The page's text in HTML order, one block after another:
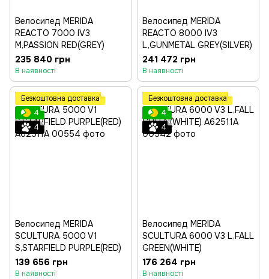
Велосипед MERIDA
REACTO 7000 IV3
M,PASSION RED(GREY)
235 840 грн
В наявності
Велосипед MERIDA
REACTO 8000 IV3
L,GUNMETAL GREY(SILVER)
241 472 грн
В наявності
Безкоштовна доставка
4
4
Велосипед MERIDA
SCULTURA 5000 V1
S,STARFIELD PURPLE(RED)
139 656 грн
В наявності
Безкоштовна доставка
4
4
Велосипед MERIDA
SCULTURA 6000 V3 L,FALL
GREEN(WHITE)
176 264 грн
В наявності